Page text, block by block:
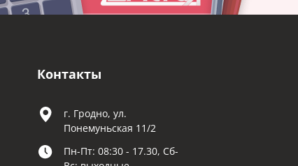
Контакты
г. Гродно, ул.
Понемуньская 11/2
Пн-Пт: 08:30 - 17.30, Сб-